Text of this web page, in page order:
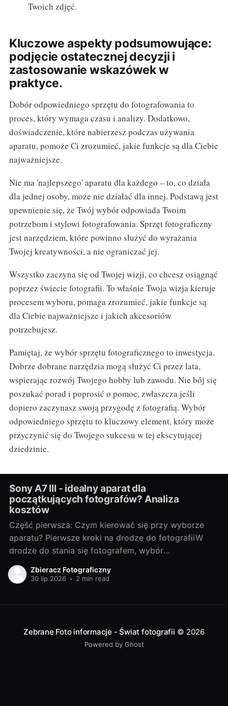
Twoich zdjęć.
Kluczowe aspekty podsumowujące:
podjęcie ostatecznej decyzji i
zastosowanie wskazówek w
praktyce.
Dobór odpowiedniego sprzętu do fotografowania to
proces, który wymaga czasu i analizy. Dodatkowo,
doświadczenie, które nabierzesz podczas używania
aparatu, pomoże Ci zrozumieć, jakie funkcje są dla Ciebie
najważniejsze.
Nie ma 'najlepszego' aparatu dla każdego – to, co działa
dla jednej osoby, może nie działać dla innej. Podstawą jest
upewnienie się, że Twój wybór odpowiada Twoim
potrzebom i stylowi fotografowania. Sprzęt fotograficzny
jest narzędziem, które powinno służyć do wyrażania
Twojej kreatywności, a nie ograniczać jej.
Wszystko zaczyna się od Twojej wizji, co chcesz osiągnąć
poprzez świecie fotografii. To właśnie Twoja wizja kieruje
procesem wyboru, pomaga zrozumieć, jakie funkcje są
dla Ciebie najważniejsze i jakich akcesoriów
potrzebujesz.
Pamiętaj, że wybór sprzętu fotograficznego to inwestycja.
Dobrze dobrane narzędzia mogą służyć Ci przez lata,
wspierając rozwój Twojego hobby lub zawodu. Nie bój się
poszukać porad i poprosić o pomoc, zwłaszcza jeśli
dopiero zaczynasz swoją przygodę z fotografią. Wybór
odpowiedniego sprzętu to kluczowy element, który może
przyczynić się do Twojego sukcesu w tej ekscytującej
dziedzinie.
Sony A7 III - idealny aparat dla
początkujących fotografów? Analiza
kosztów
Część pierwsza: Czym kierować się przy wyborze
aparatu? Pierwsze kroki na drodze do fotografiiW
drodze do stania się fotografem, wybór
odpowiedniego sprzętu jest jednym z
najważniejszych kroków. Bez względu na to, czy
Zbieracz Fotograficzny
30 lip 2026 • 2 min read
Zebrane Foto informacje - Świat fotografii © 2026
Powered by Ghost